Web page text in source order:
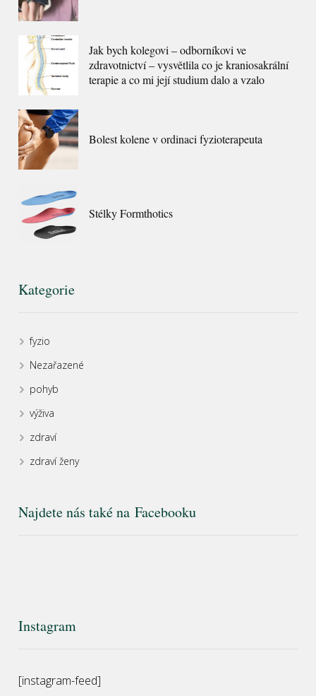
Jak bych kolegovi – odborníkovi ve
zdravotnictví – vysvětlila co je kraniosakrální
terapie a co mi její studium dalo a vzalo
Bolest kolene v ordinaci fyzioterapeuta
Stélky Formthotics
Kategorie
fyzio
Nezařazené
pohyb
výživa
zdraví
zdraví ženy
Najdete nás také na Facebooku
Instagram
[instagram-feed]